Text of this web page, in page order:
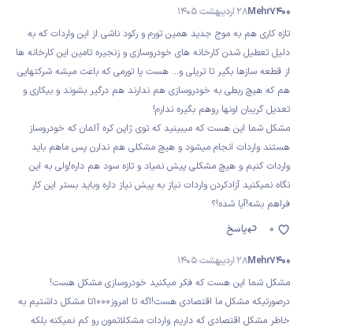
Mehr740028 اردیبهشت 1405
تازه کاری هم به موج جدید همین تورم و رکود ناشی از این واردات که به
دلیل تعطیل شدن کارخانه های خودروسازی و زنجیره تامین این کارخانه ها
از قطعه سازها بگیر تا تریلی و... هست یا تورمی که باعث میشه شرکتهایی
هم که هیچ ربطی به خودروسازی هم ندارند هم درگیر بشوند و بیکاری و
تعدیل گریبان اونها روهم بگیره ندارم!
مشکل شما این هست که میبینید که توی ژاپن کره آلمان که خودروساز
هستند واردات انجام میشود و هیچ مشکلی هم ندارن پس ماهم باید
واردات کنیم و هیچ مشکلی پیش نمیاد و تازه سود هم داره!ولی به این
نگاه نمیکنید آزادکردن واردات نیاز به پیش نیاز داره وباید بستر این کار
فراهم بشه!آیا شده!؟
پاسخ
0
Mehr740028 اردیبهشت 1405
مشکل شما این هست که فکر میکنید خودروسازی مشکل هست!
درصورتیکه مشکل ما اقتصادی هست!اگه تا امروز1000تا مشکل داشتیم به
خاطر مشکل اقتصادی که داریم واردات مشکلاتمون رو کم نمیکنه بلکه